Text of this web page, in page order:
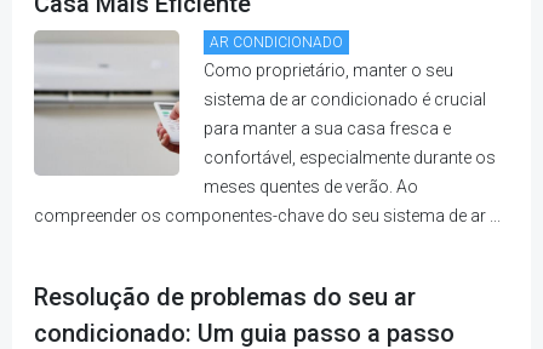
AR CONDICIONADO
Como proprietário, manter o seu
sistema de ar condicionado é crucial
para manter a sua casa fresca e
confortável, especialmente durante os
meses quentes de verão. Ao
compreender os componentes-chave do seu sistema de ar ...
Resolução de problemas do seu ar
condicionado: Um guia passo a passo